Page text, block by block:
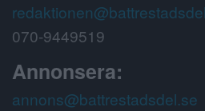
070-9449519
Annonsera:
annons@battrestadsdel.se